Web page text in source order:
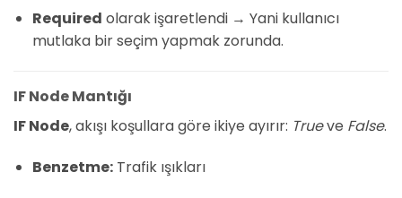
Required olarak işaretlendi → Yani kullanıcı
mutlaka bir seçim yapmak zorunda.
IF Node Mantığı
IF Node, akışı koşullara göre ikiye ayırır: Trueve False.
Benzetme:Trafik ışıkları